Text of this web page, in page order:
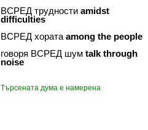
ВСРЕД трудностиamidst
difficulties
ВСРЕД хоратаamong the people
говоря ВСРЕД шумtalk through
noise
Търсената дума е намерена